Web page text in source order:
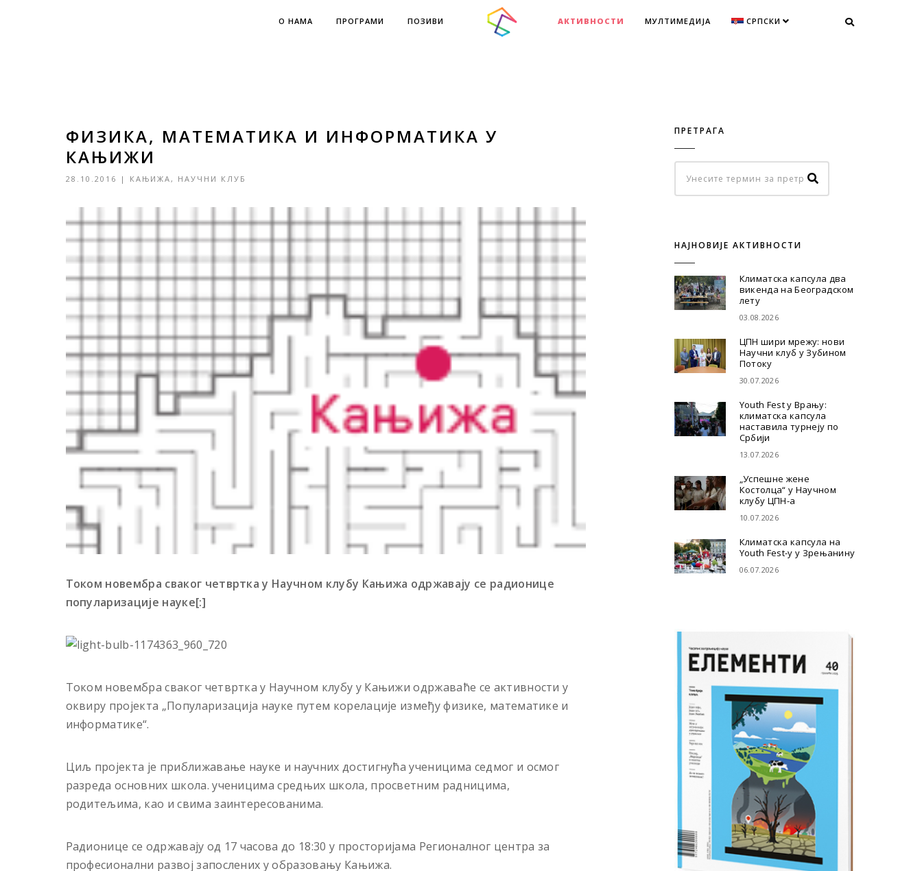
О НАМА ПРОГРАМИ ПОЗИВИ АКТИВНОСТИ МУЛТИМЕДИЈА СРПСКИ
ФИЗИКА, МАТЕМАТИКА И ИНФОРМАТИКА У
КАЊИЖИ
28.10.2016 | КАЊИЖА, НАУЧНИ КЛУБ
Током новембра сваког четвртка у Научном клубу Кањижа одржавају се радионице
популаризације науке[:]
Током новембра сваког четвртка у Научном клубу у Кањижи одржаваће се активности у
оквиру пројекта „Популаризација науке путем корелације између физике, математике и
информатике“.
Циљ пројекта је приближавање науке и научних достигнућа ученицима седмог и осмог
разреда основних школа. ученицима средњих школа, просветним радницима,
родитељима, као и свима заинтересованима.
Радионице се одржавају од 17 часова до 18:30 у просторијама Регионалног центра за
професионални развој запослених у образовању Кањижа.
ПРЕТРАГА
НАЈНОВИЈЕ АКТИВНОСТИ
Климатска капсула два
викенда на Београдском
лету
03.08.2026
ЦПН шири мрежу: нови
Научни клуб у Зубином
Потоку
30.07.2026
Youth Fest у Врању:
климатска капсула
наставила турнеју по
Србији
13.07.2026
„Успешне жене
Костолца“ у Научном
клубу ЦПН-а
10.07.2026
Климатска капсула на
Youth Fest-у у Зрењанину
06.07.2026